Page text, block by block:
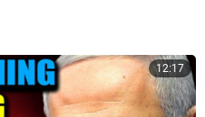
12:17